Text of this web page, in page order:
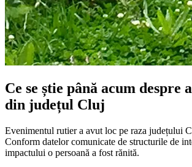
Ce se știe până acum despre
din județul Cluj
Evenimentul rutier a avut loc pe raza județului
Conform datelor comunicate de structurile de
impactului o persoană a fost rănită.